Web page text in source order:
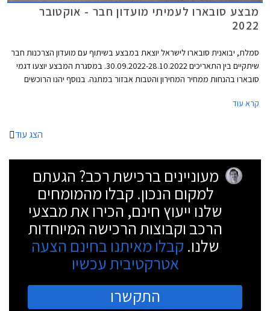
מבצע סובארו לעמיתי מועדון חבר - אוקטובר
2022
סמלת, יבואנית סובארו לישראל יוצאת במבצע בשיתוף עם מועדון הצרכנות חבר
שיתקיים בין התאריכים 30.09.2022-28.10.2022. במסגרת המבצע יוצעו דגמי
סובארו בהנחות ממחיר המחירון והטבות אבזור במתנה. בנוסף יהנו הרוכשים
קרא עוד
הצג עוד
מעוניינים ברכישת רכב? הגעתם
למקום הנכון. קבלו מהמומחים
שלנו ייעוץ חינם, הכירו את מבצעי
הרכב וקבוצות הרכישה המיוחדות
שלנו. קבלו מאיתנו בחינם הצעה
אטרקטיבית עכשיו
התקשרו